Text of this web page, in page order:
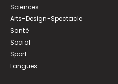
Sciences
Arts-Design-Spectacle
Santé
Social
Sport
Langues